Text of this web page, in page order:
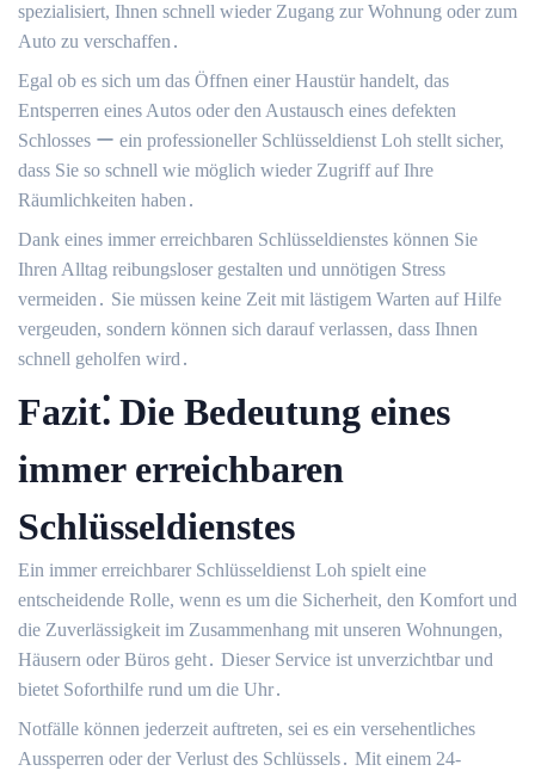
spezialisiert, Ihnen schnell wieder Zugang zur Wohnung oder zum
Auto zu verschaffen․
Egal ob es sich um das Öffnen einer Haustür handelt, das
Entsperren eines Autos oder den Austausch eines defekten
Schlosses ー ein professioneller Schlüsseldienst Loh stellt sicher,
dass Sie so schnell wie möglich wieder Zugriff auf Ihre
Räumlichkeiten haben․
Dank eines immer erreichbaren Schlüsseldienstes können Sie
Ihren Alltag reibungsloser gestalten und unnötigen Stress
vermeiden․ Sie müssen keine Zeit mit lästigem Warten auf Hilfe
vergeuden, sondern können sich darauf verlassen, dass Ihnen
schnell geholfen wird․
Fazit⁚ Die Bedeutung eines
immer erreichbaren
Schlüsseldienstes
Ein immer erreichbarer Schlüsseldienst Loh spielt eine
entscheidende Rolle, wenn es um die Sicherheit, den Komfort und
die Zuverlässigkeit im Zusammenhang mit unseren Wohnungen,
Häusern oder Büros geht․ Dieser Service ist unverzichtbar und
bietet Soforthilfe rund um die Uhr․
Notfälle können jederzeit auftreten, sei es ein versehentliches
Aussperren oder der Verlust des Schlüssels․ Mit einem 24-